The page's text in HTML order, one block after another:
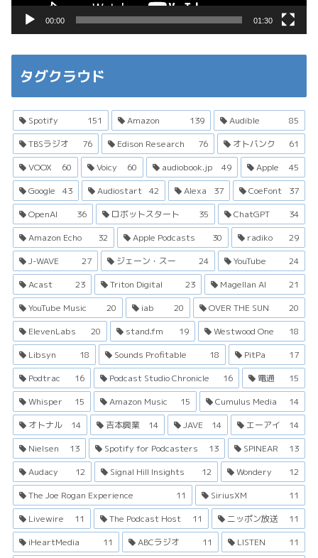
00:00 01:30
タグクラウド
Spotify 151 Amazon 139 Audible
85
TBSラジオ
76 Edison Research 76 オトバンク
61
VOOX
60 Voicy 60 audiobook.jp 49 Apple
45
Google
43 Audiostart 42 Alexa 37 CoeFont
37
OpenAI
36 ロボットスタート 35 ChatGPT
34
Amazon Echo
32 Apple Podcasts 30 radiko
29
J-WAVE
27 ジェーン・スー 24 YouTube
24
Acast
23 Triton Digital 23 Magellan AI
21
YouTube Music
20 iab 20 OVER THE SUN
20
ElevenLabs
20 stand.fm 19 Westwood One
18
Libsyn
18 Sounds Profitable 18 PitPa
17
Podtrac
16 Podcast Studio Chronicle 16 電通
15
Whisper
15 Amazon Music 15 Cumulus Media
14
オトナル
14 吉本興業 14 JAVE 14 エーアイ
14
Nielsen
13 Spotify for Podcasters 13 SPINEAR
13
Audacy
12 Signal Hill Insights 12 Wondery
12
The Joe Rogan Experience
11 SiriusXM
11
Livewire
11 The Podcast Host 11 ニッポン放送
11
iHeartMedia
11 ABCラジオ 11 LISTEN
11